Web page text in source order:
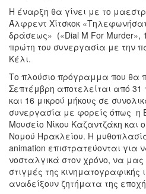
ΔΗΜΟΣ
ΠΟΛΙΤΙΣΜΟΣ
ΑΝΘΕΚΤΙΚΗ
ΠΟΛΗ
Η έναρξη θα γίνει με το
Άλφρεντ Χίτσκοκ
δράσεως» («Dial M For Murder»,
πρώτη του συνεργασία με την
Κέλι.
Το πλούσιο πρόγραμμα που θα
Σεπτέμβρη αποτελείται από 31
και 16 μικρού μήκους σε
συνεργασία με φορείς όπως η
Μουσείο Νίκου Καζαντζάκη και
Νομού Ηρακλείου. Η
animation επιστρατεύονται για
νοσταλγικά στον χρόνο, να μας
στιγμές της κινηματογραφικής
αναδείξουν ζητήματα της